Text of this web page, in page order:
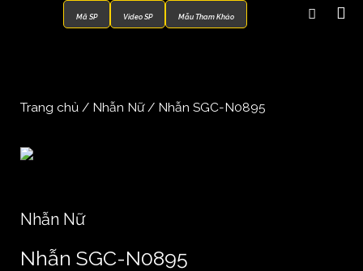
Mã SP Video SP Mẫu Tham Khảo
Trang chủ / Nhẫn Nữ/ Nhẫn SGC-N0895
Nhẫn Nữ
Nhẫn SGC-N0895